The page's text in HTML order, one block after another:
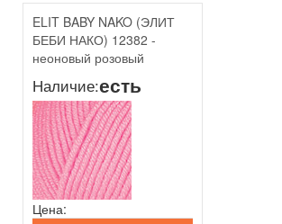
ELIT BABY NAKO (ЭЛИТ
БЕБИ НАКО) 12382 -
неоновый розовый
Наличие:есть
Цена: